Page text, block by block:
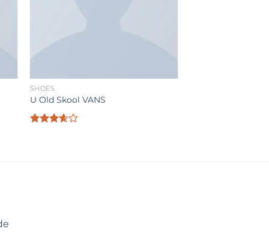
SHOES
U Old Skool VANS